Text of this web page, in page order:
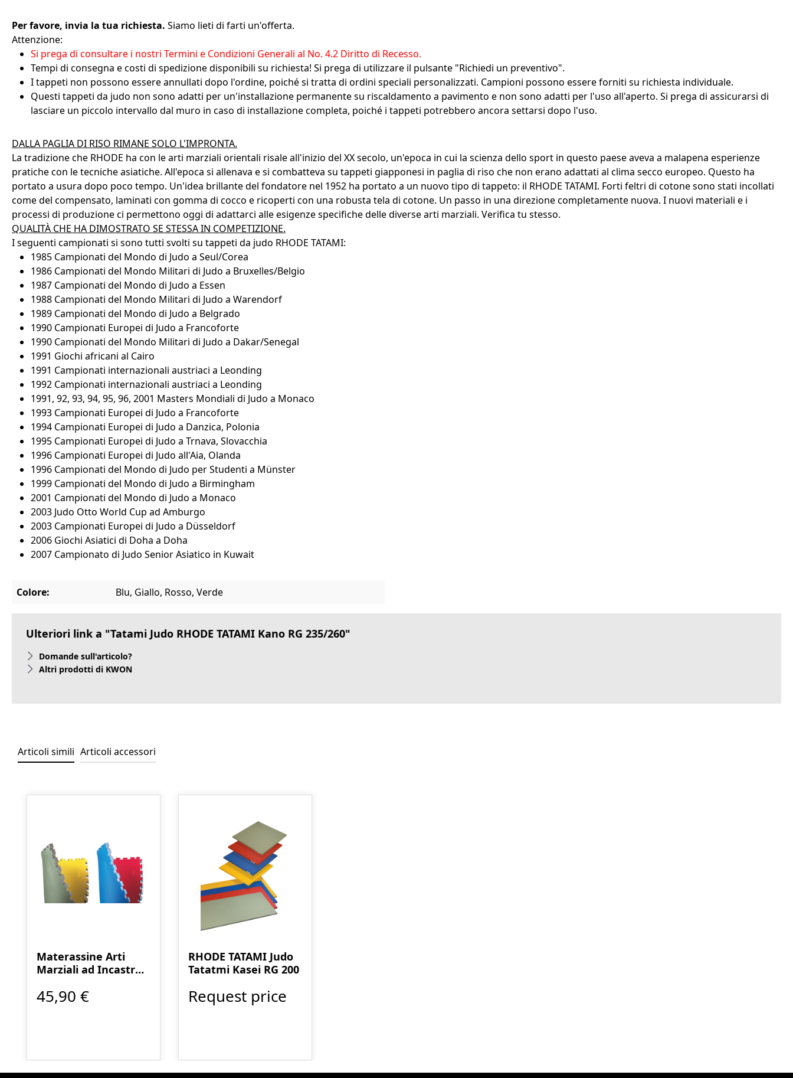
Per favore, invia la tua richiesta. Siamo lieti di farti un'offerta.
Attenzione:
Si prega di consultare i nostri Termini e Condizioni Generali al No. 4.2 Diritto di Recesso.
Tempi di consegna e costi di spedizione disponibili su richiesta! Si prega di utilizzare il pulsante "Richiedi un preventivo".
I tappeti non possono essere annullati dopo l'ordine, poiché si tratta di ordini speciali personalizzati. Campioni possono essere forniti su richiesta individuale.
Questi tappeti da judo non sono adatti per un'installazione permanente su riscaldamento a pavimento e non sono adatti per l'uso all'aperto. Si prega di assicurarsi di
lasciare un piccolo intervallo dal muro in caso di installazione completa, poiché i tappeti potrebbero ancora settarsi dopo l'uso.
DALLA PAGLIA DI RISO RIMANE SOLO L'IMPRONTA.
La tradizione che RHODE ha con le arti marziali orientali risale all'inizio del XX secolo, un'epoca in cui la scienza dello sport in questo paese aveva a malapena esperienze
pratiche con le tecniche asiatiche. All'epoca si allenava e si combatteva su tappeti giapponesi in paglia di riso che non erano adattati al clima secco europeo. Questo ha
portato a usura dopo poco tempo. Un'idea brillante del fondatore nel 1952 ha portato a un nuovo tipo di tappeto: il RHODE TATAMI. Forti feltri di cotone sono stati incollati
come del compensato, laminati con gomma di cocco e ricoperti con una robusta tela di cotone. Un passo in una direzione completamente nuova. I nuovi materiali e i
processi di produzione ci permettono oggi di adattarci alle esigenze specifiche delle diverse arti marziali. Verifica tu stesso.
QUALITÀ CHE HA DIMOSTRATO SE STESSA IN COMPETIZIONE.
I seguenti campionati si sono tutti svolti su tappeti da judo RHODE TATAMI:
1985 Campionati del Mondo di Judo a Seul/Corea
1986 Campionati del Mondo Militari di Judo a Bruxelles/Belgio
1987 Campionati del Mondo di Judo a Essen
1988 Campionati del Mondo Militari di Judo a Warendorf
1989 Campionati del Mondo di Judo a Belgrado
1990 Campionati Europei di Judo a Francoforte
1990 Campionati del Mondo Militari di Judo a Dakar/Senegal
1991 Giochi africani al Cairo
1991 Campionati internazionali austriaci a Leonding
1992 Campionati internazionali austriaci a Leonding
1991, 92, 93, 94, 95, 96, 2001 Masters Mondiali di Judo a Monaco
1993 Campionati Europei di Judo a Francoforte
1994 Campionati Europei di Judo a Danzica, Polonia
1995 Campionati Europei di Judo a Trnava, Slovacchia
1996 Campionati Europei di Judo all'Aia, Olanda
1996 Campionati del Mondo di Judo per Studenti a Münster
1999 Campionati del Mondo di Judo a Birmingham
2001 Campionati del Mondo di Judo a Monaco
2003 Judo Otto World Cup ad Amburgo
2003 Campionati Europei di Judo a Düsseldorf
2006 Giochi Asiatici di Doha a Doha
2007 Campionato di Judo Senior Asiatico in Kuwait
Colore: Blu, Giallo, Rosso, Verde
Ulteriori link a "Tatami Judo RHODE TATAMI Kano RG 235/260"
Domande sull'articolo?
Altri prodotti di KWON
Articoli simili Articoli accessori
Materassine Arti
Marziali ad Incastro
45,90 €
RHODE TATAMI Judo
Tatatmi Kasei RG 200
Request price